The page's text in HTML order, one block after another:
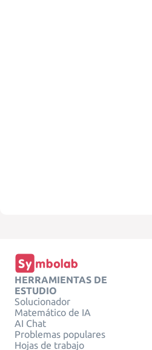
HERRAMIENTAS DE
ESTUDIO
Solucionador
Matemático de IA
AI Chat
Problemas populares
Hojas de trabajo